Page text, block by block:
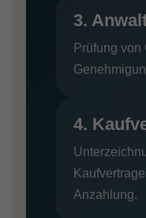
3.
Prüfung
4.
Anzahlung.